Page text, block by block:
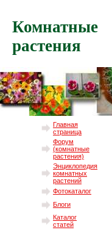
Комнатные
растения
Главная
страница
Форум
(комнатные
растения)
Энциклопедия
комнатных
растений
Фотокаталог
Блоги
Каталог
статей